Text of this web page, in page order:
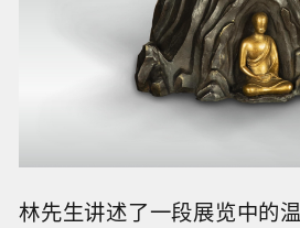
林先生讲述了一段展览中的